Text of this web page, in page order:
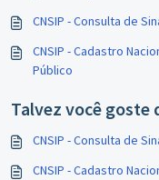
CNSIP - Consulta de
CNSIP - Cadastro
Público
Talvez você goste
CNSIP - Consulta de
CNSIP - Cadastro